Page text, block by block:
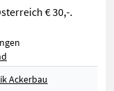
€ 30,-.
Ackerbau